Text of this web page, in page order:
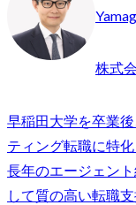
株式
早稲田大学を卒業
ティング転職に特
長年のエージェン
して質の高い転職